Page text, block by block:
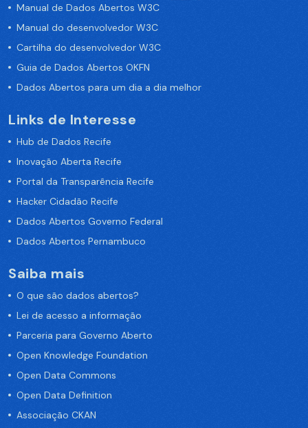
Manual de Dados Abertos W3C
Manual do desenvolvedor W3C
Cartilha do desenvolvedor W3C
Guia de Dados Abertos OKFN
Dados Abertos para um dia a dia melhor
Links de Interesse
Hub de Dados Recife
Inovação Aberta Recife
Portal da Transparência Recife
Hacker Cidadão Recife
Dados Abertos Governo Federal
Dados Abertos Pernambuco
Saiba mais
O que são dados abertos?
Lei de acesso a informação
Parceria para Governo Aberto
Open Knowledge Foundation
Open Data Commons
Open Data Definition
Associação CKAN